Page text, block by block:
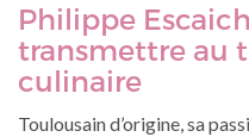
Philippe
transmettre au
culinaire
Toulousain d’origine, sa